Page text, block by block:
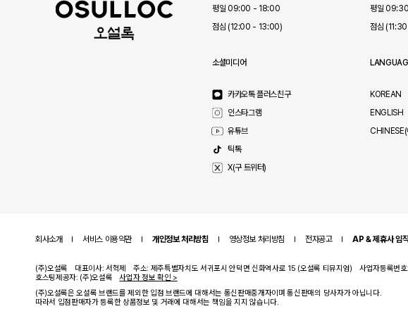
평일 09:00 - 18:00
점심 (12:00 - 13:00)
평일
점심
소셜미디어
카카오톡 플러스친구
인스타그램
유튜브
틱톡
X(구 트위터)
KOREAN
ENGLISH
회사소개 서비스 이용약관 개인정보 처리방침 영상정보 처리방침 전자공고 AP & 제휴사 임
(주)오설록 대표이사: 서혁제 주소: 제주특별자치도 서귀포시 안덕면 신화역사로 15 (오설록 티뮤지엄) 사업자등록번
호스팅제공자: (주)오설록
사업자 정보 확인 >
(주)오설록은 오설록 브랜드를 제외한 입점 브랜드에 대해서는 통신판매중개자이며 통신판매의 당사자가 아닙니다.
따라서 입점판매자가 등록한 상품정보 및 거래에 대해서는 책임을 지지 않습니다.